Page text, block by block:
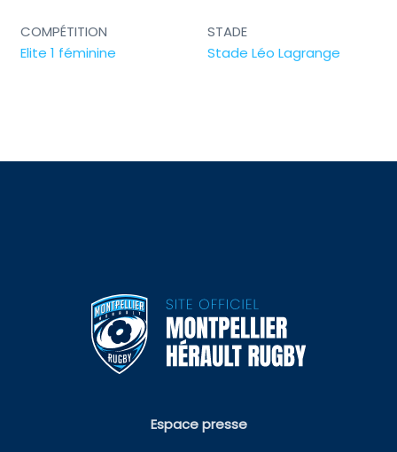
COMPÉTITION
Elite 1 féminine
STADE
Stade Léo Lagrange
Espace presse